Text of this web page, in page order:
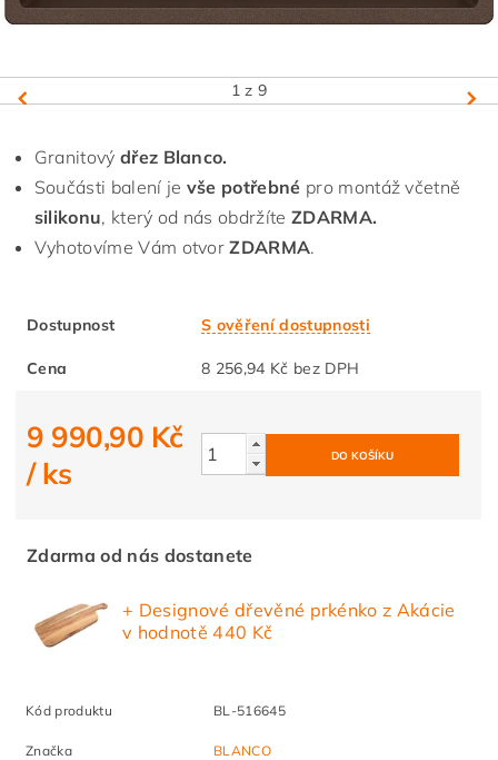
1 z 9
Granitový dřez Blanco.
Součásti balení je vše potřebné pro montáž včetně
silikonu, který od nás obdržíte ZDARMA.
Vyhotovíme Vám otvorZDARMA.
Dostupnost S ověření dostupnosti
Cena 8 256,94 Kč bez DPH
9 990,90 Kč
/ ks
Zdarma od nás dostanete
+ Designové dřevěné prkénko z Akácie
v hodnotě 440 Kč
Kód produktu BL-516645
Značka BLANCO